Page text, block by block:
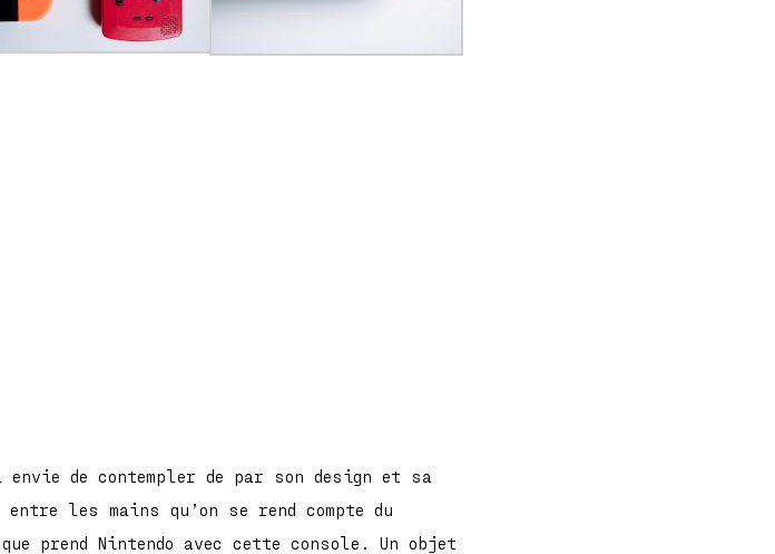
de contempler de par son design et sa
les mains qu’on se rend compte du
prend Nintendo avec cette console. Un objet